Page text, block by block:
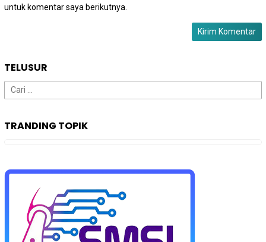
untuk komentar saya berikutnya.
TELUSUR
Cari
untuk:
TRANDING TOPIK